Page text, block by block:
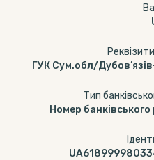
ГУК Сум.обл/
Тип
Номер